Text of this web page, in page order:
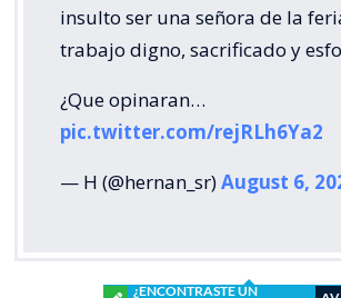
insulto ser una señora de la
trabajo digno, sacrificado y
¿Que opinaran…
pic.twitter.com/rejRLh6Ya2
— H (@hernan_sr)August 6,
¿ENCONTRASTE UN